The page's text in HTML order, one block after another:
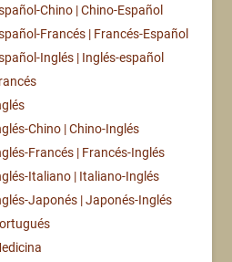
Chino | Chino-Español
Francés | Francés-Español
Inglés | Inglés-español
Chino | Chino-Inglés
Francés | Francés-Inglés
Italiano | Italiano-Inglés
Japonés | Japonés-Inglés